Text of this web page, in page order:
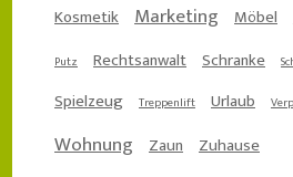
Kosmetik Marketing Möbel
Putz Rechtsanwalt Schranke
Spielzeug Treppenlift Urlaub
Wohnung Zaun Zuhause